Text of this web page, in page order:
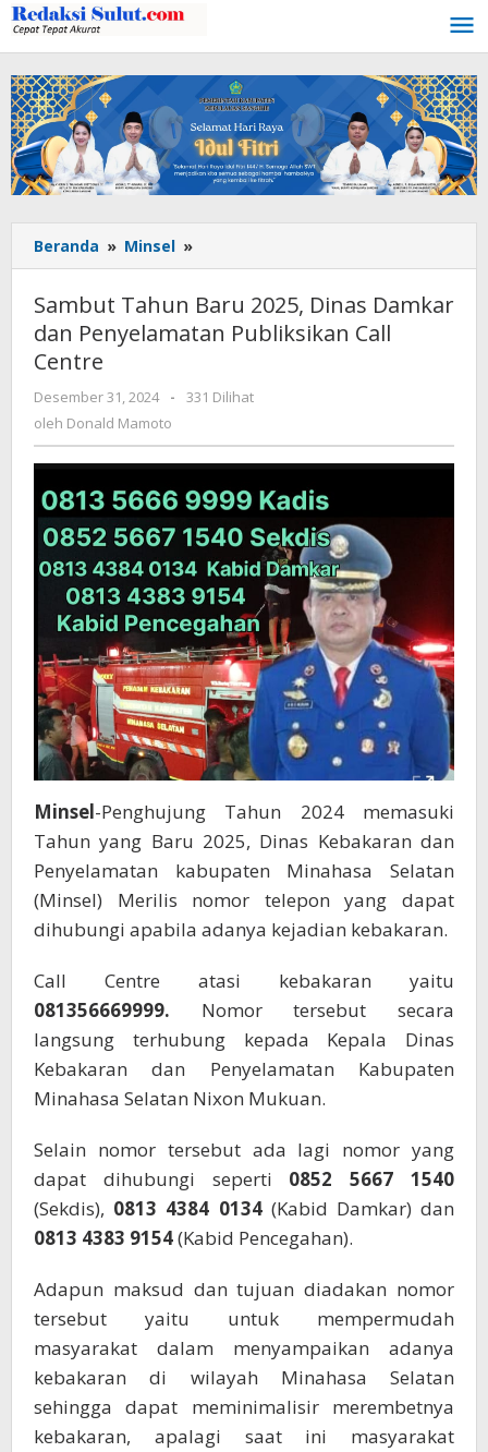
Lewati
ke
konten
Beranda » Minsel »
Tahun
2025,
Dinas
Penyelamatan
Call
Sambut Tahun Baru 2025, Dinas Damkar
dan Penyelamatan Publiksikan Call
Centre
Desember 31, 2024
oleh
Donald
-
331 Dilihat
oleh Donald Mamoto
Minsel-Penghujung Tahun 2024 memasuki
Tahun yang Baru 2025, Dinas Kebakaran dan
Penyelamatan kabupaten Minahasa Selatan
(Minsel) Merilis nomor telepon yang dapat
dihubungi apabila adanya kejadian kebakaran.
Call Centre atasi kebakaran yaitu
081356669999. Nomor tersebut secara
langsung terhubung kepada Kepala Dinas
Kebakaran dan Penyelamatan Kabupaten
Minahasa Selatan Nixon Mukuan.
Selain nomor tersebut ada lagi nomor yang
dapat dihubungi seperti 0852 5667 1540
(Sekdis), 0813 4384 0134(Kabid Damkar) dan
0813 4383 9154(Kabid Pencegahan).
Adapun maksud dan tujuan diadakan nomor
tersebut yaitu untuk mempermudah
masyarakat dalam menyampaikan adanya
kebakaran di wilayah Minahasa Selatan
sehingga dapat meminimalisir merembetnya
kebakaran, apalagi saat ini masyarakat